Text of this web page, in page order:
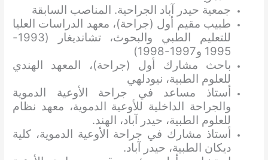
جمعية حيدر آباد الجراحية. المناصب السابقة
طبيب مقيم أول (جراحة)، معهد الدراسات العليا
للتعليم الطبي والبحوث، تشانديغار (1993-
1995 و1997-1998)
باحث مشارك أول (جراحة)، المعهد الهندي
للعلوم الطبية، نيودلهي
أستاذ مساعد في جراحة الأوعية الدموية
والجراحة الداخلية للأوعية الدموية، معهد نظام
للعلوم الطبية، حيدر آباد، الهند.
أستاذ مشارك في جراحة الأوعية الدموية، كلية
ديكان الطبية، حيدر آباد.